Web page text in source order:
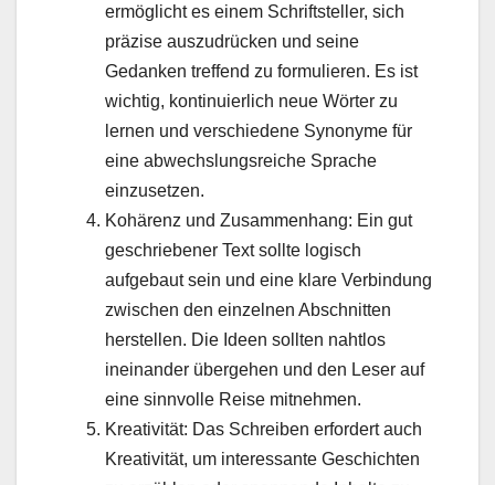
ermöglicht es einem Schriftsteller, sich
präzise auszudrücken und seine
Gedanken treffend zu formulieren. Es ist
wichtig, kontinuierlich neue Wörter zu
lernen und verschiedene Synonyme für
eine abwechslungsreiche Sprache
einzusetzen.
Kohärenz und Zusammenhang: Ein gut
geschriebener Text sollte logisch
aufgebaut sein und eine klare Verbindung
zwischen den einzelnen Abschnitten
herstellen. Die Ideen sollten nahtlos
ineinander übergehen und den Leser auf
eine sinnvolle Reise mitnehmen.
Kreativität: Das Schreiben erfordert auch
Kreativität, um interessante Geschichten